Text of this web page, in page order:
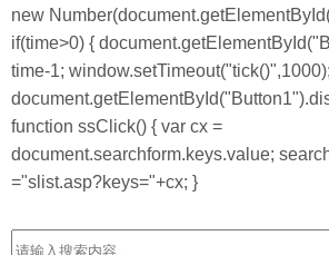
new
if(time>0) {
time-1;
function ssClick() { var cx =
document.searchform.keys.value;
="slist.asp?keys="+cx; }